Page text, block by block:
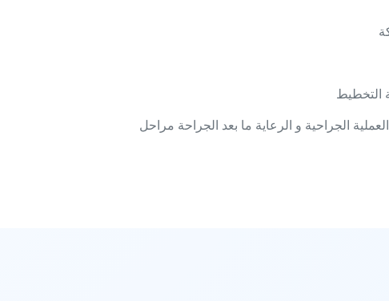
التخطيط
الجراحية و الرعاية ما بعد الجراحة مراحل